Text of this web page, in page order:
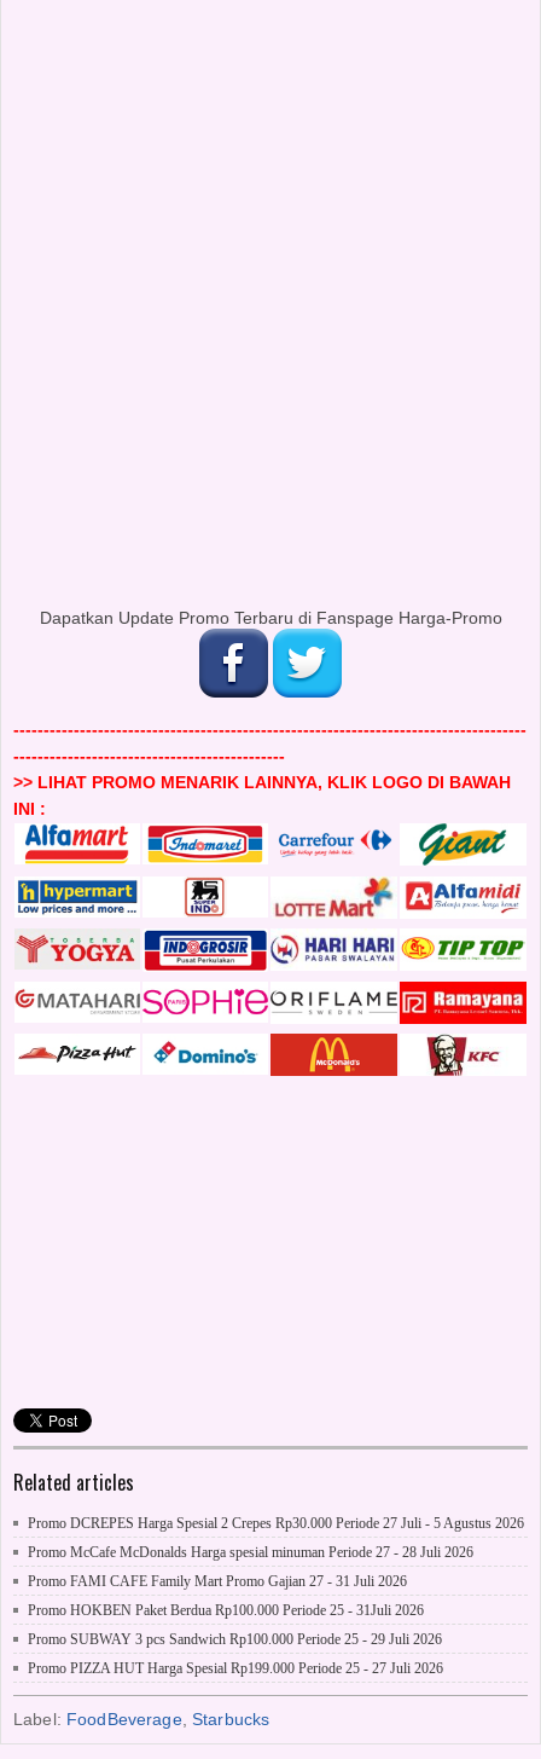
Dapatkan Update Promo Terbaru di Fanspage Harga-Promo
-------------------------------------------------------------------------------------
---------------------------------------------
>> LIHAT PROMO MENARIK LAINNYA, KLIK LOGO DI BAWAH
INI :
Related articles
Promo DCREPES Harga Spesial 2 Crepes Rp30.000 Periode 27 Juli - 5 Agustus 2026
Promo McCafe McDonalds Harga spesial minuman Periode 27 - 28 Juli 2026
Promo FAMI CAFE Family Mart Promo Gajian 27 - 31 Juli 2026
Promo HOKBEN Paket Berdua Rp100.000 Periode 25 - 31Juli 2026
Promo SUBWAY 3 pcs Sandwich Rp100.000 Periode 25 - 29 Juli 2026
Promo PIZZA HUT Harga Spesial Rp199.000 Periode 25 - 27 Juli 2026
Label: FoodBeverage, Starbucks